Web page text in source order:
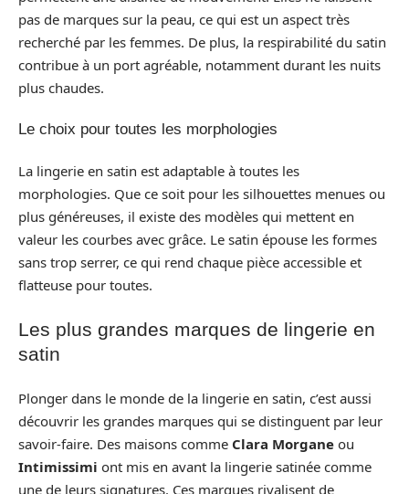
pas de marques sur la peau, ce qui est un aspect très
recherché par les femmes. De plus, la respirabilité du satin
contribue à un port agréable, notamment durant les nuits
plus chaudes.
Le choix pour toutes les morphologies
La lingerie en satin est adaptable à toutes les
morphologies. Que ce soit pour les silhouettes menues ou
plus généreuses, il existe des modèles qui mettent en
valeur les courbes avec grâce. Le satin épouse les formes
sans trop serrer, ce qui rend chaque pièce accessible et
flatteuse pour toutes.
Les plus grandes marques de lingerie en
satin
Plonger dans le monde de la lingerie en satin, c’est aussi
découvrir les grandes marques qui se distinguent par leur
savoir-faire. Des maisons comme Clara Morgane ou
Intimissimi ont mis en avant la lingerie satinée comme
une de leurs signatures. Ces marques rivalisent de